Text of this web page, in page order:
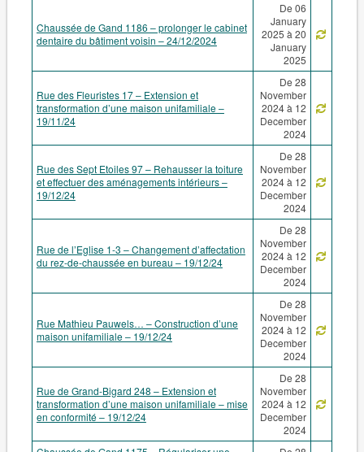
Chaussée de Gand 1186 – prolonger le cabinet
dentaire du bâtiment voisin – 24/12/2024
De 06
January
2025 à 20
January
2025
Rue des Fleuristes 17 – Extension et
transformation d’une maison unifamiliale –
19/11/24
De 28
November
2024 à 12
December
2024
Rue des Sept Etoiles 97 – Rehausser la toiture
et effectuer des aménagements intérieurs –
19/12/24
De 28
November
2024 à 12
December
2024
Rue de l’Eglise 1-3 – Changement d’affectation
du rez-de-chaussée en bureau – 19/12/24
De 28
November
2024 à 12
December
2024
Rue Mathieu Pauwels… – Construction d’une
maison unifamiliale – 19/12/24
De 28
November
2024 à 12
December
2024
Rue de Grand-Bigard 248 – Extension et
transformation d’une maison unifamiliale – mise
en conformité – 19/12/24
De 28
November
2024 à 12
December
2024